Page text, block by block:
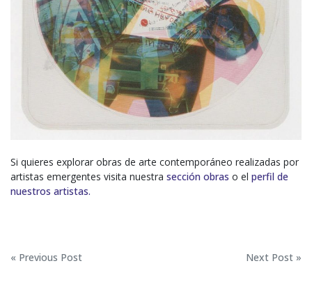
Si quieres explorar obras de arte contemporáneo realizadas por
artistas emergentes visita nuestra sección obras o el perfil de
nuestros artistas.
Navegación
« Previous Post Next Post »